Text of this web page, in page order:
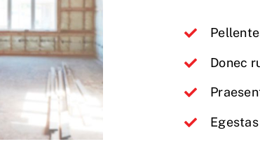
Donec